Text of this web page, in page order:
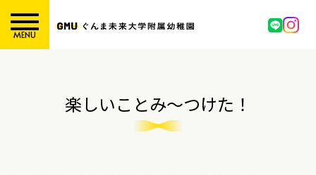
MENU
楽しいことみ～つけた！